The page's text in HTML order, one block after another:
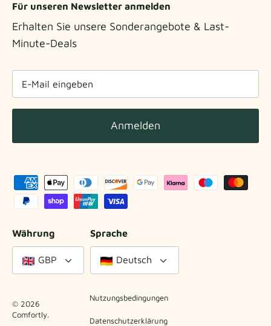
Für unseren Newsletter anmelden
Erhalten Sie unsere Sonderangebote & Last-
Minute-Deals
Anmelden
Währung
GBP
Sprache
Deutsch
© 2026
Comfortly.
Nutzungsbedingungen
Datenschutzerklärung